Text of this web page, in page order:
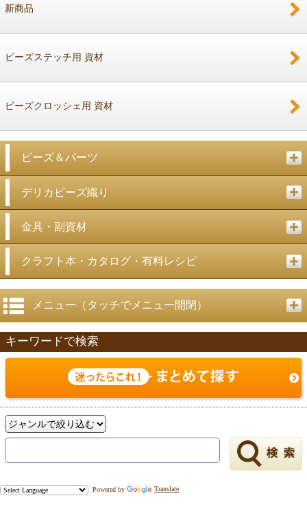
新商品
ビーズステッチ用 資材
ビーズクロッシェ用 資材
ビーズ＆パーツ
デリカビーズ織り
金具・副資材
クラフト本・カタログ・有料レシピ
メニュー（タッチでメニュー開閉）
キーワードで検索
Powered by Translate